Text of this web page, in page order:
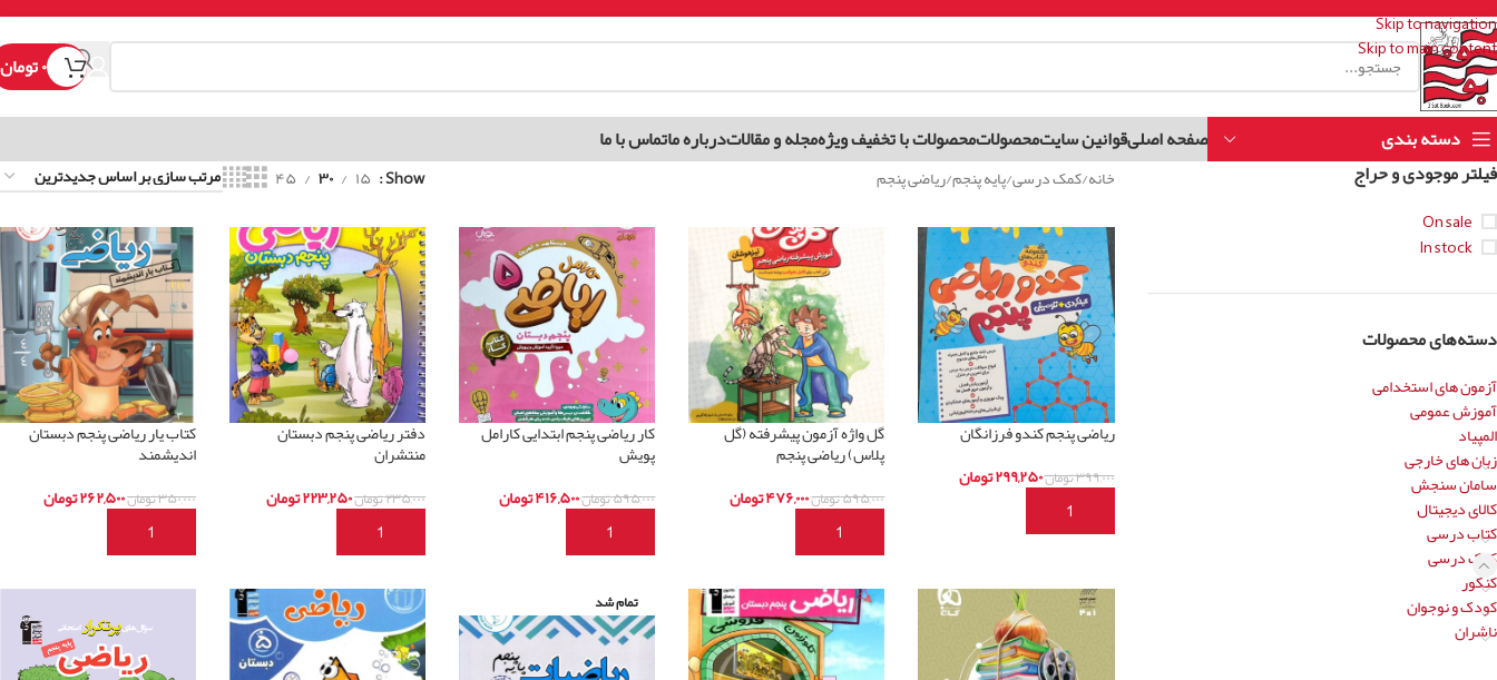
Skip to navigation
Skip to main content
۰تومان
دسته بندی صفحه اصلیقوانین سایتمحصولاتمحصولات با تخفیف ویژهمجله و مقالاتدرباره ماتماس با ما
فیلتر موجودی و حراج
On sale
In stock
دسته‌های محصولات
آزمون های استخدامی
آموزش عمومی
المپیاد
زبان های خارجی
سامان سنجش
کالای دیجیتال
کتاب درسی
کمک درسی
کنکور
کودک و نوجوان
ناشران
خانه کمک درسی پایه پنجم ریاضی پنجم Show ۱۵ ۳۰ ۴۵
ریاضی پنجم کندو فرزانگان
۳۹۹,۰۰۰تومان۲۹۹,۲۵۰تومان
افزودن به سبد خرید
گل واژه آزمون پیشرفته (گل
پلاس) ریاضی پنجم
۵۹۵,۰۰۰تومان۴۷۶,۰۰۰تومان
افزودن به سبد خرید
کار ریاضی پنجم ابتدایی کارامل
پویش
۵۹۵,۰۰۰تومان۴۱۶,۵۰۰تومان
افزودن به سبد خرید
دفتر ریاضی پنجم دبستان
منتشران
۲۳۵,۰۰۰تومان۲۲۳,۲۵۰تومان
افزودن به سبد خرید
کتاب یار ریاضی پنجم دبستان
اندیشمند
۳۵۰,۰۰۰تومان۲۶۲,۵۰۰تومان
افزودن به سبد خرید
تمام شد